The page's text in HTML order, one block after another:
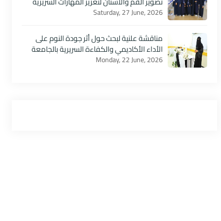
Saturday, 27 June, 2026
مناقشة علنية لبحث حول أثر جودة النوم على
الأداء الأكاديمي والكفاءة السريرية بالجامعة
Monday, 22 June, 2026